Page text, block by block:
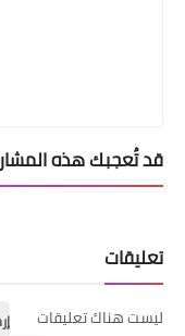
قد تُعجبك هذه
تعليقات
ليست هناك تعليقات